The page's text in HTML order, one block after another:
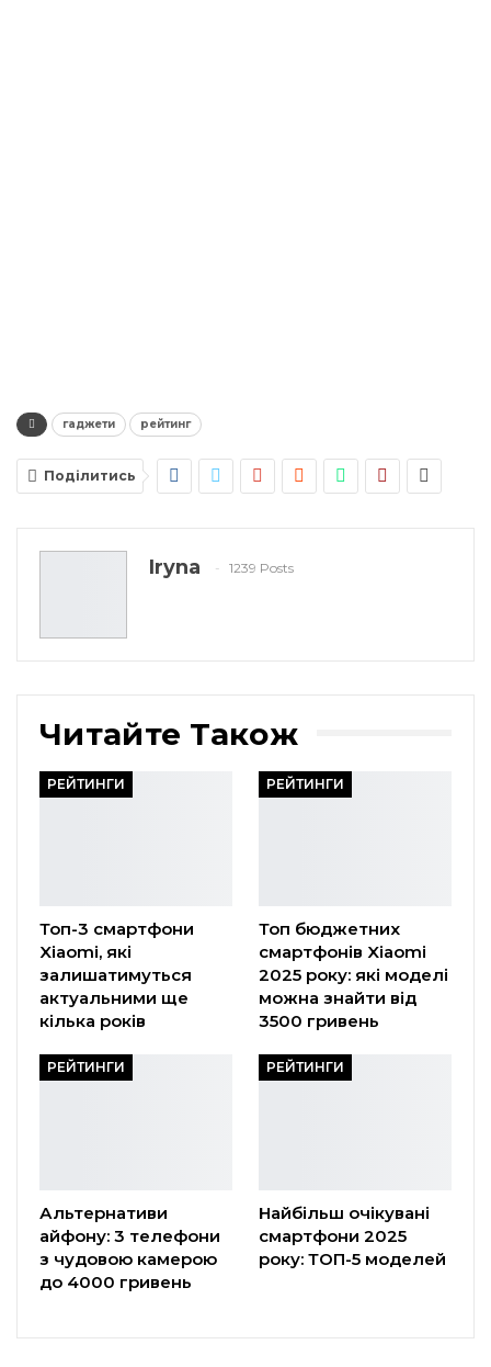
гаджети рейтинг
Поділитись
Iryna 1239 Posts
Читайте Також
РЕЙТИНГИ
Топ-3 смартфони
Xiaomi, які
залишатимуться
актуальними ще
кілька років
РЕЙТИНГИ
Топ бюджетних
смартфонів Xiaomi
2025 року: які моделі
можна знайти від
3500 гривень
РЕЙТИНГИ
Альтернативи
айфону: 3 телефони
з чудовою камерою
до 4000 гривень
РЕЙТИНГИ
Найбільш очікувані
смартфони 2025
року: ТОП-5 моделей